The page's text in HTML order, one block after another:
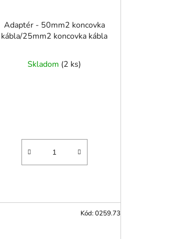
o
v
Adaptér - 50mm2 koncovka
kábla/25mm2 koncovka kábla
Skladom (2 ks)
Kód:0259.73